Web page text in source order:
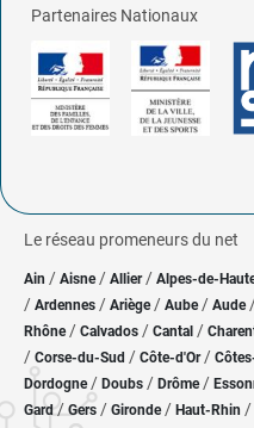
Partenaires Nationaux
Le réseau promeneurs du net
Ain / Aisne/ Allier/ Alpes-de-
/ Ardennes / Ariège/ Aube/ Aude
Rhône/ Calvados / Cantal /
/ Corse-du-Sud / Côte-d'Or /
Dordogne/ Doubs / Drôme/
Gard/Gers / Gironde/ Haut-Rhin /